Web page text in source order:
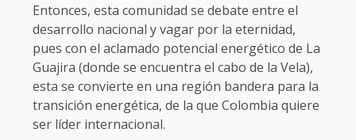
Entonces, esta comunidad se debate entre el
desarrollo nacional y vagar por la eternidad,
pues con el aclamado potencial energético de La
Guajira (donde se encuentra el cabo de la Vela),
esta se convierte en una región bandera para la
transición energética, de la que Colombia quiere
ser líder internacional.